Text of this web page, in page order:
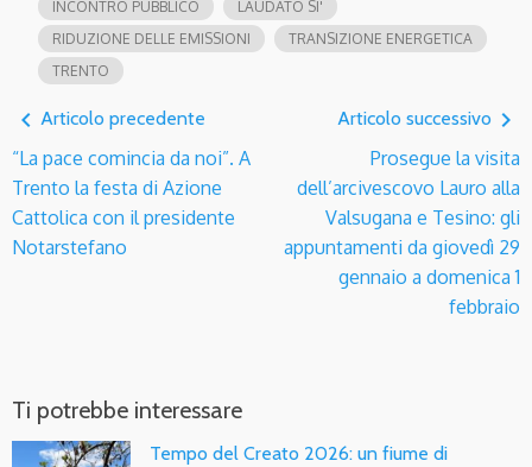
INCONTRO PUBBLICO
LAUDATO SI'
RIDUZIONE DELLE EMISSIONI
TRANSIZIONE ENERGETICA
TRENTO
navigate_before Articolo precedente
“La pace comincia da noi”. A
Trento la festa di Azione
Cattolica con il presidente
Notarstefano
Articolo successivo navigate_next
Prosegue la visita
dell’arcivescovo Lauro alla
Valsugana e Tesino: gli
appuntamenti da giovedì 29
gennaio a domenica 1
febbraio
Ti potrebbe interessare
Tempo del Creato 2026: un fiume di